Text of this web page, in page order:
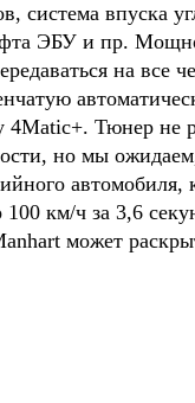
система впуска
ЭБУ и пр.
на все
4Matic+. Тюнер не
но мы
автомобиля,
100 км/ч за 3,6
может